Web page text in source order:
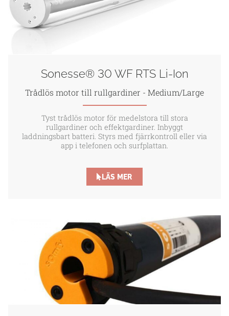
Sonesse® 30 WF RTS Li-Ion
Trådlös motor till rullgardiner - Medium/Large
Tyst trådlös motor för medelstora till stora
rullgardiner och effektgardiner. Inbyggt
laddningsbart batteri. Styrs med fjärrkontroll eller via
app i telefonen och surfplattan.
LÄS MER